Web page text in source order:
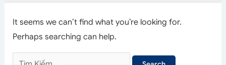
It seems we can’t find what you’re looking for.
Perhaps searching can help.